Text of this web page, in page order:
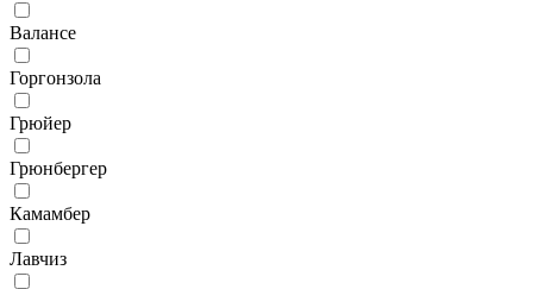
Валансе
Горгонзола
Грюйер
Грюнбергер
Камамбер
Лавчиз